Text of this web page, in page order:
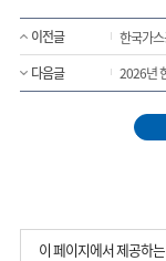
이전글
한국가
다음글
2026년
이 페이지에서 제공하